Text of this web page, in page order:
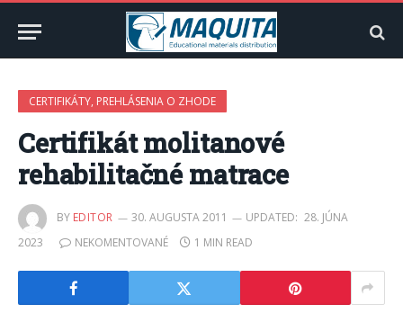
CERTIFIKÁTY, PREHLÁSENIA O ZHODE
Certifikát molitanové
rehabilitačné matrace
BY EDITOR 30. AUGUSTA 2011 UPDATED: 28. JÚNA
2023
NEKOMENTOVANÉ 1 MIN READ